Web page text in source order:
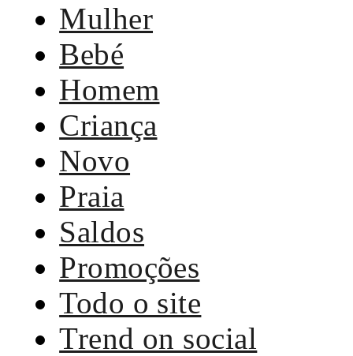
Mulher
Bebé
Homem
Criança
Novo
Praia
Saldos
Promoções
Todo o site
Trend on social